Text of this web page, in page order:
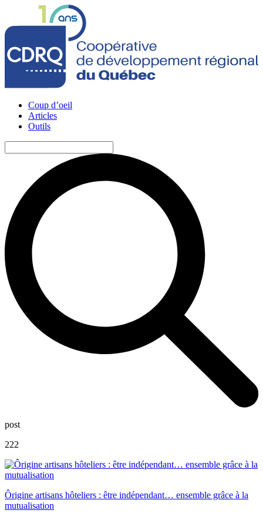
Coup d’oeil
Articles
Outils
post
222
Ôrigine artisans hôteliers : être indépendant… ensemble grâce à la
mutualisation